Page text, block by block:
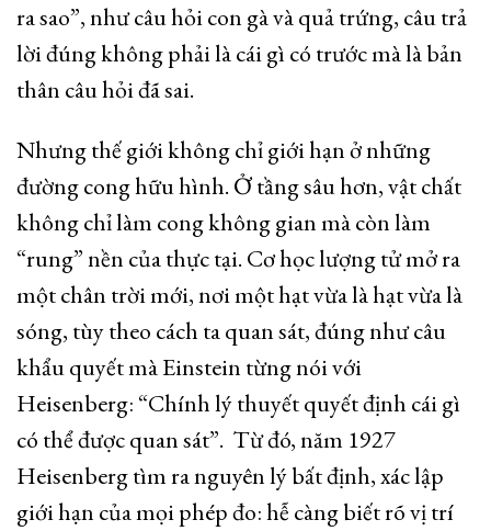
ra sao”, như câu hỏi con gà và quả trứng, câu trả
lời đúng không phải là cái gì có trước mà là bản
thân câu hỏi đã sai.
Nhưng thế giới không chỉ giới hạn ở những
đường cong hữu hình. Ở tầng sâu hơn, vật chất
không chỉ làm cong không gian mà còn làm
“rung” nền của thực tại. Cơ học lượng tử mở ra
một chân trời mới, nơi một hạt vừa là hạt vừa là
sóng, tùy theo cách ta quan sát, đúng như câu
khẩu quyết mà Einstein từng nói với
Heisenberg: “Chính lý thuyết quyết định cái gì
có thể được quan sát”. Từ đó, năm 1927
Heisenberg tìm ra nguyên lý bất định, xác lập
giới hạn của mọi phép đo: hễ càng biết rõ vị trí